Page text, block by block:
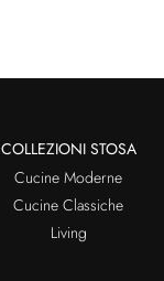
COLLEZIONI STOSA
Cucine Moderne
Cucine Classiche
Living